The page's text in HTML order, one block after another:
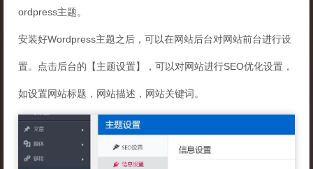
ordpress主题。
安装好Wordpress主题之后，可以在网站后台对网站前台进行设
置。点击后台的【主题设置】，可以对网站进行SEO优化设置，
如设置网站标题，网站描述，网站关键词。